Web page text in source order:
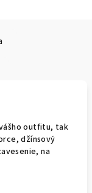
outfitu, tak
džínsový
na